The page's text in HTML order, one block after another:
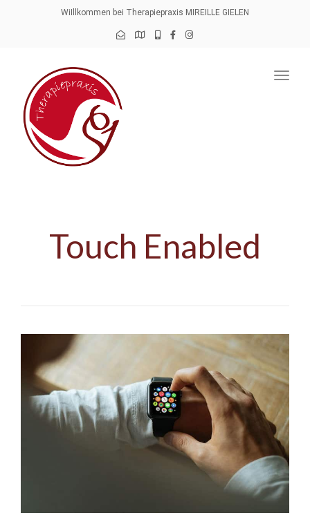
WiIllkommen bei Therapiepraxis MIREILLE GIELEN
Touch Enabled